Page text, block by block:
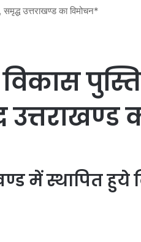
उत्तराखण्ड का विमोचन*
में स्थापित हुये